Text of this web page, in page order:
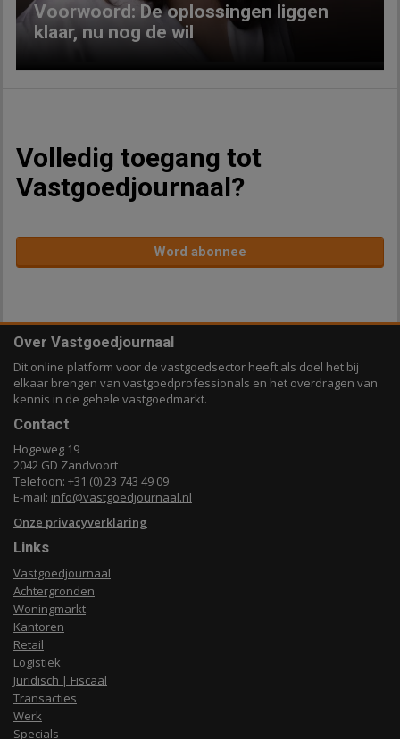
Voorwoord: De oplossingen liggen
klaar, nu nog de wil
Volledig toegang tot
Vastgoedjournaal?
Word abonnee
Over Vastgoedjournaal
Dit online platform voor de vastgoedsector heeft als doel het bij
elkaar brengen van vastgoedprofessionals en het overdragen van
kennis in de gehele vastgoedmarkt.
Contact
Hogeweg 19
2042 GD Zandvoort
Telefoon: +31 (0) 23 743 49 09
E-mail: info@vastgoedjournaal.nl
Onze privacyverklaring
Links
Vastgoedjournaal
Achtergronden
Woningmarkt
Kantoren
Retail
Logistiek
Juridisch | Fiscaal
Transacties
Werk
Specials